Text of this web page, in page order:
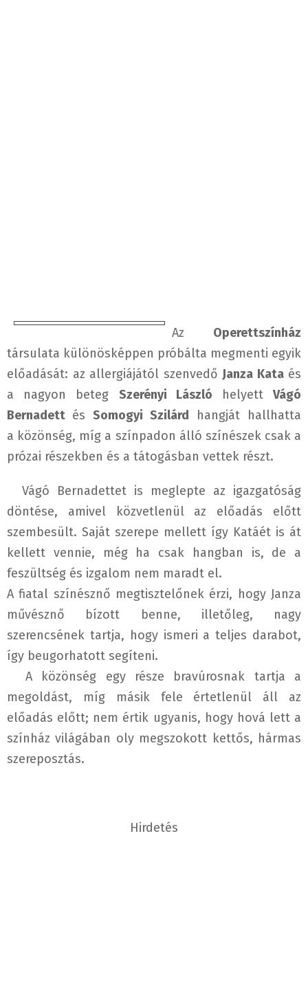
Az Operettszínház
társulata különösképpen próbálta megmenti egyik
előadását: az allergiájától szenvedő Janza Kataés
a nagyon beteg Szerényi László helyettVágó
Bernadett és Somogyi Szilárd hangját hallhatta
a közönség, míg a színpadon álló színészek csak a
prózai részekben és a tátogásban vettek részt.
Vágó Bernadettet is meglepte az igazgatóság
döntése, amivel közvetlenül az előadás előtt
szembesült. Saját szerepe mellett így Katáét is át
kellett vennie, még ha csak hangban is, de a
feszültség és izgalom nem maradt el.
A fiatal színésznő megtisztelőnek érzi, hogy Janza
művésznő bízott benne, illetőleg, nagy
szerencsének tartja, hogy ismeri a teljes darabot,
így beugorhatott segíteni.
A közönség egy része bravúrosnak tartja a
megoldást, míg másik fele értetlenül áll az
előadás előtt; nem értik ugyanis, hogy hová lett a
színház világában oly megszokott kettős, hármas
szereposztás.
Hirdetés